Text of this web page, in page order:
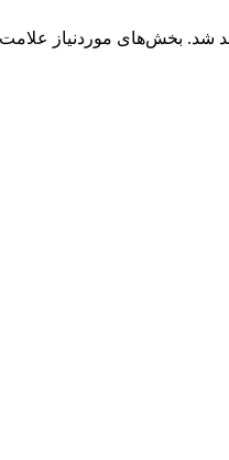
شد. بخش‌های موردنیاز